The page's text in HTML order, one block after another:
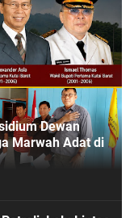
Dewan
Marwah Adat di